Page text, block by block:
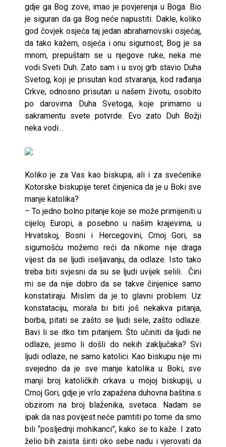
gdje ga Bog zove, imao je povjerenja u Boga. Bio
je siguran da ga Bog neće napustiti. Dakle, koliko
god čovjek osjeća taj jedan abrahamovski osjećaj,
da tako kažem, osjeća i onu sigurnost, Bog je sa
mnom, prepuštam se u njegove ruke, neka me
vodi Sveti Duh. Zato sam i u svoj grb stavio Duha
Svetog, koji je prisutan kod stvaranja, kod rađanja
Crkve, odnosno prisutan u našem životu, osobito
po darovima Duha Svetoga, koje primamo u
sakramentu svete potvrde. Evo zato Duh Božji
neka vodi…
Koliko je za Vas kao biskupa, ali i za svećenike
Kotorske biskupije teret činjenica da je u Boki sve
manje katolika?
– To jedno bolno pitanje koje se može primijeniti u
cijeloj Europi, a posebno u našim krajevima, u
Hrvatskoj, Bosni i Hercegovini, Crnoj Gori, sa
sigurnošću možemo reći da nikome nije draga
vijest da se ljudi iseljavanju, da odlaze. Isto tako
treba biti svjesni da su se ljudi uvijek selili. Čini
mi se da nije dobro da se takve činjenice samo
konstatiraju. Mislim da je to glavni problem. Uz
konstataciju, morala bi biti još nekakva pitanja,
borba, pitati se zašto se ljudi sele, zašto odlaze.
Bavi li se itko tim pitanjem. Što učiniti da ljudi ne
odlaze, jesmo li došli do nekih zaključaka? Svi
ljudi odlaze, ne samo katolici. Kao biskupu nije mi
svejedno da je sve manje katolika u Boki, sve
manji broj katoličkih crkava u mojoj biskupiji, u
Crnoj Gori, gdje je vrlo zapažena duhovna baština s
obzirom na broj blaženika, svetaca. Nadam se
ipak da nas povijest neće pamtiti po tome da smo
bili “posljednji mohikanci”, kako se to kaže. I zato
želio bih zaista širiti oko sebe nadu i vjerovati da